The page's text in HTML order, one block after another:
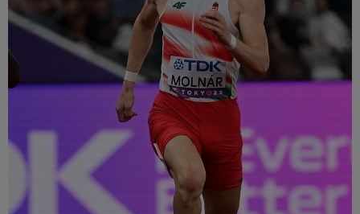
Hírek
Labdarúgás
Szakosztályok
Meccscenter